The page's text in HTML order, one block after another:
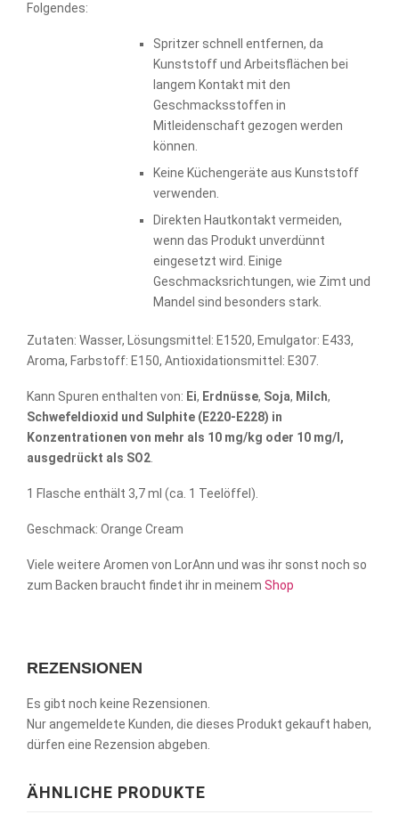
Folgendes:
Spritzer schnell entfernen, da
Kunststoff und Arbeitsflächen bei
langem Kontakt mit den
Geschmacksstoffen in
Mitleidenschaft gezogen werden
können.
Keine Küchengeräte aus Kunststoff
verwenden.
Direkten Hautkontakt vermeiden,
wenn das Produkt unverdünnt
eingesetzt wird. Einige
Geschmacksrichtungen, wie Zimt und
Mandel sind besonders stark.
Zutaten: Wasser, Lösungsmittel: E1520, Emulgator: E433,
Aroma, Farbstoff: E150, Antioxidationsmittel: E307.
Kann Spuren enthalten von: Ei, Erdnüsse, Soja, Milch,
Schwefeldioxid und Sulphite (E220-E228) in
Konzentrationen von mehr als 10 mg/kg oder 10 mg/l,
ausgedrückt als SO2
1 Flasche enthält 3,7 ml (ca. 1 Teelöffel).
Geschmack: Orange Cream
Viele weitere Aromen von LorAnn und was ihr sonst noch so
zum Backen braucht findet ihr in meinem Shop
REZENSIONEN
Es gibt noch keine Rezensionen.
Nur angemeldete Kunden, die dieses Produkt gekauft haben,
dürfen eine Rezension abgeben.
ÄHNLICHE PRODUKTE